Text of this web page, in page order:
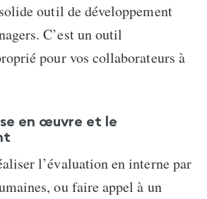
outil de développement
C’est un outil
pour vos collaborateurs à
en œuvre et le
l’évaluation en interne par
ou faire appel à un